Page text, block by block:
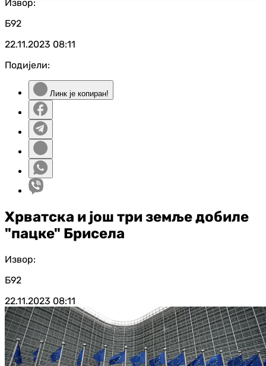
Извор:
Б92
22.11.2023 08:11
Подијели:
Линк је копиран!
Хрватска и још три земље добиле
"пацке" Брисела
Извор:
Б92
22.11.2023 08:11